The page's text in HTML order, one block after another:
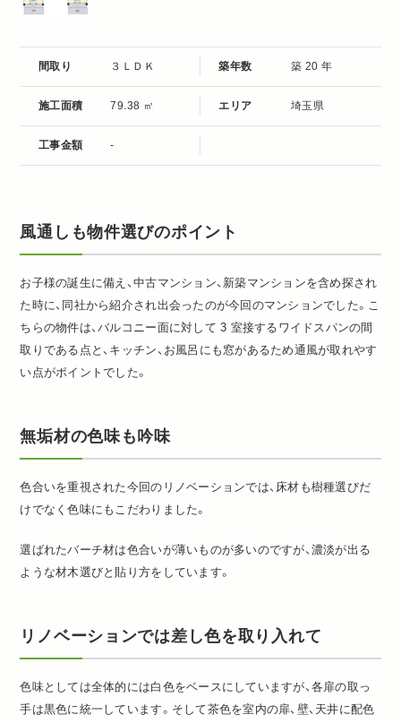
間取り ３ＬＤＫ 築年数 築 20 年
施工面積 79.38 ㎡ エリア 埼玉県
工事金額 -
風通しも物件選びのポイント
お子様の誕生に備え、中古マンション、新築マンションを含め探され
た時に、同社から紹介され出会ったのが今回のマンションでした。こ
ちらの物件は、バルコニー面に対して 3 室接するワイドスパンの間
取りである点と、キッチン、お風呂にも窓があるため通風が取れやす
い点がポイントでした。
無垢材の色味も吟味
色合いを重視された今回のリノベーションでは、床材も樹種選びだ
けでなく色味にもこだわりました。
選ばれたバーチ材は色合いが薄いものが多いのですが、濃淡が出る
ような材木選びと貼り方をしています。
リノベーションでは差し色を取り入れて
色味としては全体的には白色をベースにしていますが、各扉の取っ
手は黒色に統一しています。そして茶色を室内の扉、壁、天井に配色